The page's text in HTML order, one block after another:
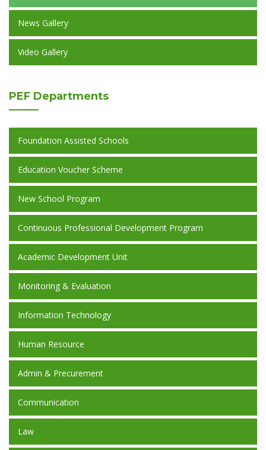
News Gallery
Video Gallery
PEF Departments
Foundation Assisted Schools
Education Voucher Scheme
New School Program
Continuous Professional Development Program
Academic Development Unit
Monitoring & Evaluation
Information Technology
Human Resource
Admin & Precurement
Communication
Law